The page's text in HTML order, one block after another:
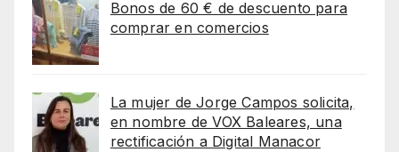
Bonos de 60 € de descuento para
comprar en comercios
La mujer de Jorge Campos solicita,
en nombre de VOX Baleares, una
rectificación a Digital Manacor